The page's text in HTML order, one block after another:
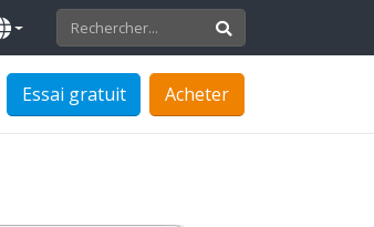
Essai gratuit Acheter